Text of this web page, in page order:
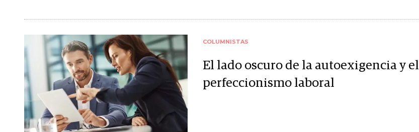
COLUMNISTAS
El lado oscuro de la autoexigencia y el
perfeccionismo laboral